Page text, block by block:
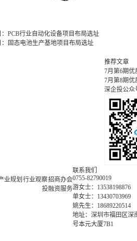
：PCB行业自动化设备项目布局选址
：固态电池生产基地项目布局选址
推荐文章
7月第6期
7月第8期
深企投公众
业规划 行业观察招商办会
投融资服务
联系我们
0755-82790019
游女士：13538198876
单女士：13430703969
姚先生：18689220514
地址：深圳市福田区深
号本元大厦7B1